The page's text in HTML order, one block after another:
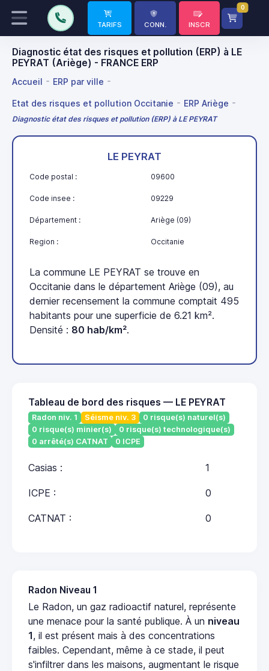
TARIFS CONN. INSCR
0
Diagnostic état des risques et pollution (ERP) à LE
PEYRAT (Ariège) - FRANCE ERP
Accueil ERP par ville
Etat des risques et pollution Occitanie ERP Ariège
Diagnostic état des risques et pollution (ERP) à LE PEYRAT
LE PEYRAT
Code postal : 09600
Code insee : 09229
Département : Ariège (09)
Region : Occitanie
La commune LE PEYRAT se trouve en
Occitanie dans le département Ariège (09), au
dernier recensement la commune comptait 495
habitants pour une superficie de 6.21 km².
Densité : 80 hab/km².
Tableau de bord des risques — LE PEYRAT
Radon niv. 1 Séisme niv. 3
0 risque(s) naturel(s)
0 risque(s) minier(s)
0 risque(s) technologique(s)
0 arrêté(s) CATNAT
0 ICPE
Casias : 1
ICPE : 0
CATNAT : 0
Radon Niveau 1
Le Radon, un gaz radioactif naturel, représente
une menace pour la santé publique. À un niveau
1, il est présent mais à des concentrations
faibles. Cependant, même à ce stade, il peut
s'infiltrer dans les maisons, augmentant le risque